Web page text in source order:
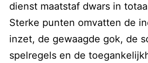
dienst maatstaf dwars in
Sterke punten omvatten de
inzet, de gewaagde gok, de
spelregels en de